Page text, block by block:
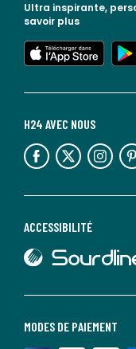
MODES DE PAIEMENT
ACCESSIBILITÉ
lien vers Sourdline
H24 AVEC NOUS
lien vers l'espace réseaux sociaux lien vers l'espace réseaux sociaux lien vers l'espace réseaux sociaux lien vers
Ultra inspirante,
savoir plus
lien vers l'app store
lien vers google play